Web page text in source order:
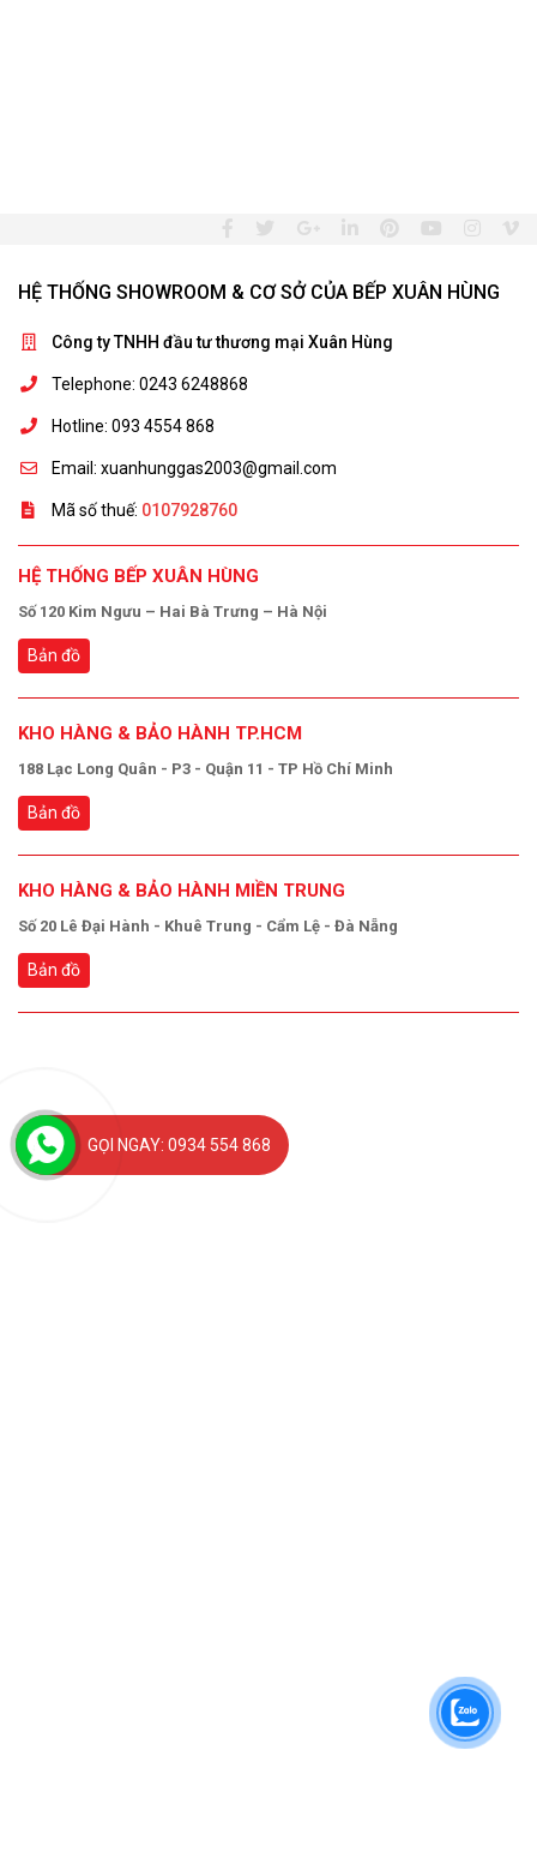
HỆ THỐNG SHOWROOM & CƠ SỞ CỦA BẾP XUÂN HÙNG
Công ty TNHH đầu tư thương mại Xuân Hùng
Telephone: 0243 6248868
Hotline: 093 4554 868
Email: xuanhunggas2003@gmail.com
Mã số thuế: 0107928760
HỆ THỐNG BẾP XUÂN HÙNG
Số 120 Kim Ngưu – Hai Bà Trưng – Hà Nội
Bản đồ
KHO HÀNG & BẢO HÀNH TP.HCM
188 Lạc Long Quân - P3 - Quận 11 - TP Hồ Chí Minh
Bản đồ
KHO HÀNG & BẢO HÀNH MIỀN TRUNG
Số 20 Lê Đại Hành - Khuê Trung - Cẩm Lệ - Đà Nẵng
Bản đồ
GỌI NGAY: 0934 554 868